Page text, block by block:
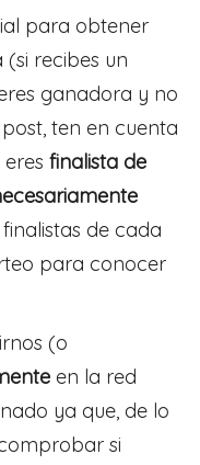
para obtener
(si recibes un
ganadora y no
ten en cuenta
finalista de
de cada
para conocer
(o
en la red
ya que, de lo
si